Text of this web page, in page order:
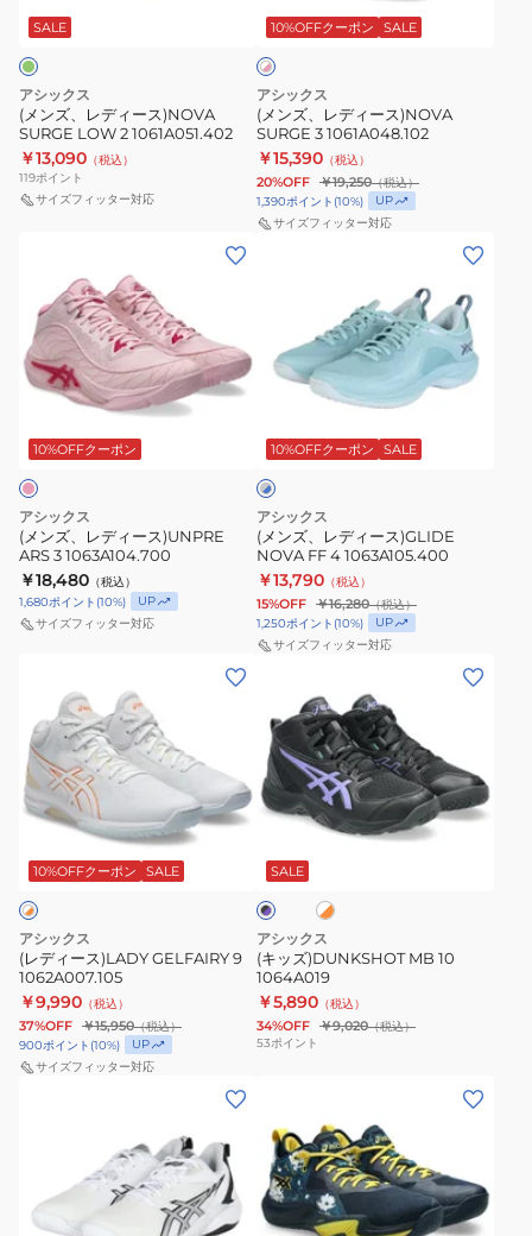
ス)NOVA
SURGE
LOW
2
1061A051.402
SALE
アシックス
(メンズ、レディース)NOVA
SURGE LOW 2 1061A051.402
￥13,090 （税込）
119ポイント
サイズフィッター対応
ス)NOVA
SURGE
3
1061A048.102
10%OFFクーポン SALE
ピ
ン
ク
アシックス
(メンズ、レディース)NOVA
SURGE 3 1061A048.102
￥15,390 （税込）
20%OFF ￥19,250（税込）
1,390ポイント (10%)
UP
サイズフィッター対応
ズ、
レ
デ
ィ
ス)UNPRE
ARS
3
1063A104.700
10%OFFクーポン
アシックス
(メンズ、レディース)UNPRE
ARS 3 1063A104.700
￥18,480 （税込）
1,680ポイント (10%)
UP
サイズフィッター対応
ス)GLIDE
NOVA
FF
4
1063A105.400
10%OFFクーポン SALE
グ
ー
ル
ー
アシックス
(メンズ、レディース)GLIDE
NOVA FF 4 1063A105.400
￥13,790 （税込）
15%OFF ￥16,280（税込）
1,250ポイント (10%)
UP
サイズフィッター対応
ィ
ー
ス)LADY
GELFAIRY
1062A007.105
10%OFFクーポン SALE
アシックス
(レディース)LADY GELFAIRY 9
1062A007.105
￥9,990 （税込）
37%OFF ￥15,950（税込）
900ポイント (10%)
UP
サイズフィッター対応
ズ)DUNKSHOT
MB
10
1064A019
SALE
ブ
ラ
ッ
パ
ー
プ
ル
ホ
イ
ト
レ
ン
ジ
アシックス
(キッズ)DUNKSHOT MB 10
1064A019
￥5,890 （税込）
34%OFF ￥9,020（税込）
53ポイント
デ
ズ)NOVA
SURGE
LOW